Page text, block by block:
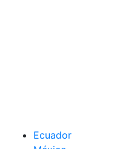
Ecuador